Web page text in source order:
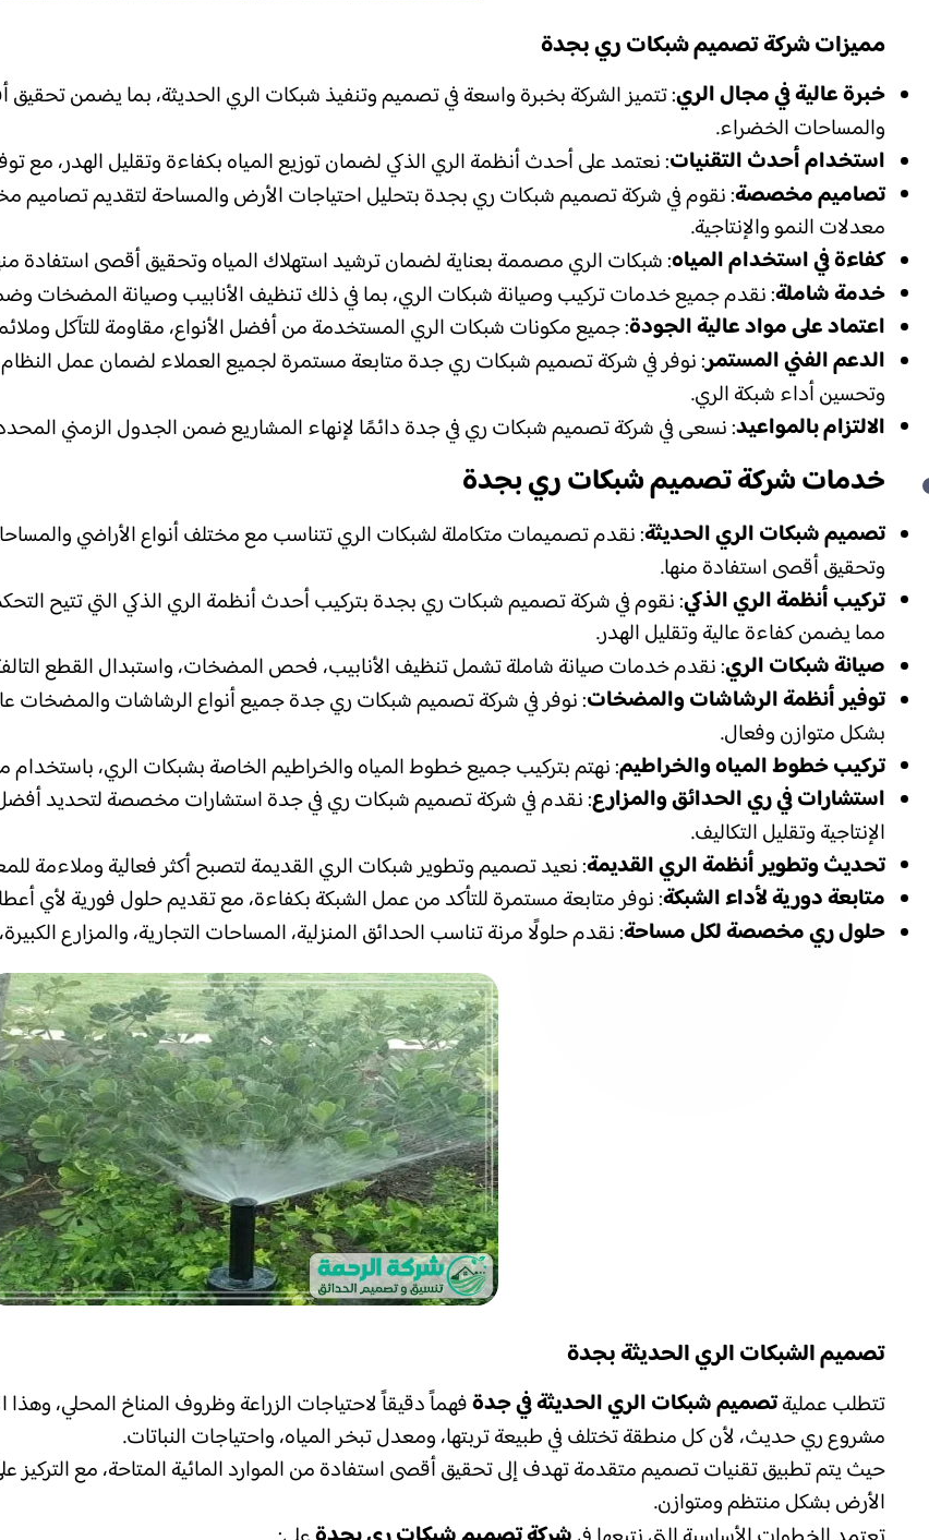
مميزات شركة تصميم شبكات ري بجدة
خبرة عالية في مجال الري: تتميز الشركة بخبرة واسعة في تصميم وتنفيذ شبكات الري الحديثة، بما يضمن تحقيق
والمساحات الخضراء.
استخدام أحدث التقنيات: نعتمد على أحدث أنظمة الري الذكي لضمان توزيع المياه بكفاءة وتقليل الهدر، مع
تصاميم مخصصة: نقوم في شركة تصميم شبكات ري بجدة بتحليل احتياجات الأرض والمساحة لتقديم تصاميم
معدلات النمو والإنتاجية.
كفاءة في استخدام المياه: شبكات الري مصممة بعناية لضمان ترشيد استهلاك المياه وتحقيق أقصى استفادة
خدمة شاملة: نقدم جميع خدمات تركيب وصيانة شبكات الري، بما في ذلك تنظيف الأنابيب وصيانة المضخات
اعتماد على مواد عالية الجودة: جميع مكونات شبكات الري المستخدمة من أفضل الأنواع، مقاومة للتآكل
الدعم الفني المستمر: نوفر في شركة تصميم شبكات ري جدة متابعة مستمرة لجميع العملاء لضمان عمل
وتحسين أداء شبكة الري.
الالتزام بالمواعيد: نسعى في شركة تصميم شبكات ري في جدة دائمًا لإنهاء المشاريع ضمن الجدول الزمني المحدد
خدمات شركة تصميم شبكات ري بجدة
تصميم شبكات الري الحديثة: نقدم تصميمات متكاملة لشبكات الري تتناسب مع مختلف أنواع الأراضي
وتحقيق أقصى استفادة منها.
تركيب أنظمة الري الذكي: نقوم في شركة تصميم شبكات ري بجدة بتركيب أحدث أنظمة الري الذكي التي تتيح
مما يضمن كفاءة عالية وتقليل الهدر.
صيانة شبكات الري: نقدم خدمات صيانة شاملة تشمل تنظيف الأنابيب، فحص المضخات، واستبدال القطع
توفير أنظمة الرشاشات والمضخات: نوفر في شركة تصميم شبكات ري جدة جميع أنواع الرشاشات والمضخات
بشكل متوازن وفعال.
تركيب خطوط المياه والخراطيم: نهتم بتركيب جميع خطوط المياه والخراطيم الخاصة بشبكات الري، باستخدام
استشارات في ري الحدائق والمزارع: نقدم في شركة تصميم شبكات ري في جدة استشارات مخصصة لتحديد أفضل
الإنتاجية وتقليل التكاليف.
تحديث وتطوير أنظمة الري القديمة: نعيد تصميم وتطوير شبكات الري القديمة لتصبح أكثر فعالية وملاءمة
متابعة دورية لأداء الشبكة: نوفر متابعة مستمرة للتأكد من عمل الشبكة بكفاءة، مع تقديم حلول فورية لأي
حلول ري مخصصة لكل مساحة: نقدم حلولًا مرنة تناسب الحدائق المنزلية، المساحات التجارية، والمزارع
تصميم الشبكات الري الحديثة بجدة
تتطلب عمليةتصميم شبكات الري الحديثة في جدةفهماً دقيقاً لاحتياجات الزراعة وظروف المناخ المحلي،
مشروع ري حديث، لأن كل منطقة تختلف في طبيعة تربتها، ومعدل تبخر المياه، واحتياجات النباتات.
حيث يتم تطبيق تقنيات تصميم متقدمة تهدف إلى تحقيق أقصى استفادة من الموارد المائية المتاحة، مع التركيز
الأرض بشكل منتظم ومتوازن.